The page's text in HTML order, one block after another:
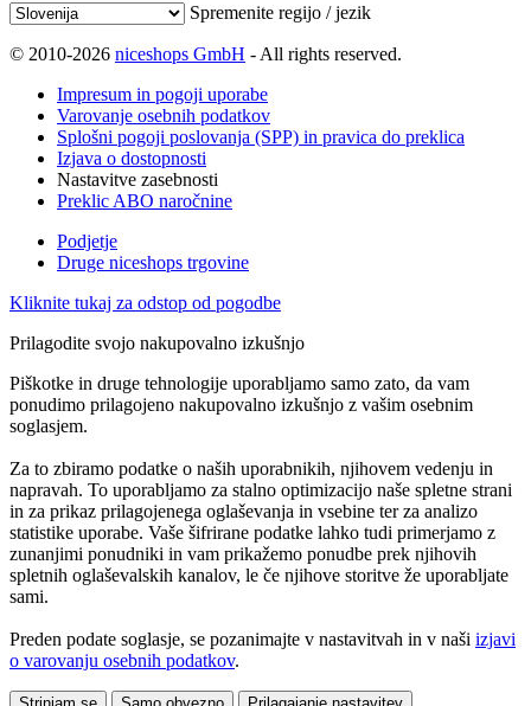
Spremenite regijo / jezik
© 2010-2026 niceshops GmbH - All rights reserved.
Impresum in pogoji uporabe
Varovanje osebnih podatkov
Splošni pogoji poslovanja (SPP) in pravica do preklica
Izjava o dostopnosti
Nastavitve zasebnosti
Preklic ABO naročnine
Podjetje
Druge niceshops trgovine
Kliknite tukaj za odstop od pogodbe
Prilagodite svojo nakupovalno izkušnjo
Piškotke in druge tehnologije uporabljamo samo zato, da vam
ponudimo prilagojeno nakupovalno izkušnjo z vašim osebnim
soglasjem.
Za to zbiramo podatke o naših uporabnikih, njihovem vedenju in
napravah. To uporabljamo za stalno optimizacijo naše spletne strani
in za prikaz prilagojenega oglaševanja in vsebine ter za analizo
statistike uporabe. Vaše šifrirane podatke lahko tudi primerjamo z
zunanjimi ponudniki in vam prikažemo ponudbe prek njihovih
spletnih oglaševalskih kanalov, le če njihove storitve že uporabljate
sami.
Preden podate soglasje, se pozanimajte v nastavitvah in v naši izjavi
o varovanju osebnih podatkov.